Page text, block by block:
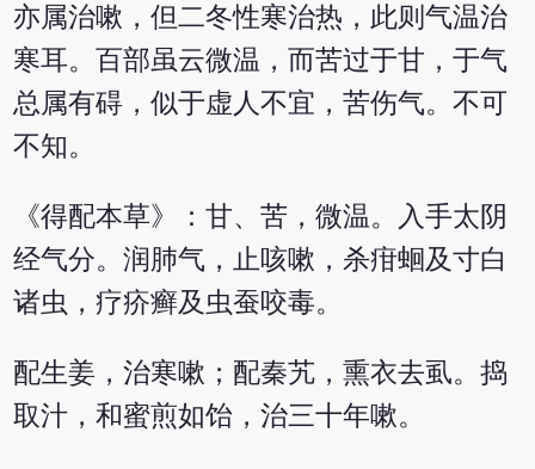
亦属治嗽，但二冬性寒治热，此则气温治
寒耳。百部虽云微温，而苦过于甘，于气
总属有碍，似于虚人不宜，苦伤气。不可
不知。
《得配本草》：甘、苦，微温。入手太阴
经气分。润肺气，止咳嗽，杀疳蛔及寸白
诸虫，疗疥癣及虫蚕咬毒。
配生姜，治寒嗽；配秦艽，熏衣去虱。捣
取汁，和蜜煎如饴，治三十年嗽。